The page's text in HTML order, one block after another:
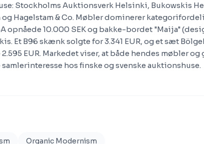
Stockholms Auktionsverk Helsinki, Bukowskis
Hagelstam & Co. Møbler dominerer
opnåede 10.000 SEK og bakke-bordet "Maija"
Et B96 skænk solgte for 3.341 EUR, og et sæt
EUR. Markedet viser, at både hendes møbler og
hos finske og svenske auktionshuse.
Organic Modernism